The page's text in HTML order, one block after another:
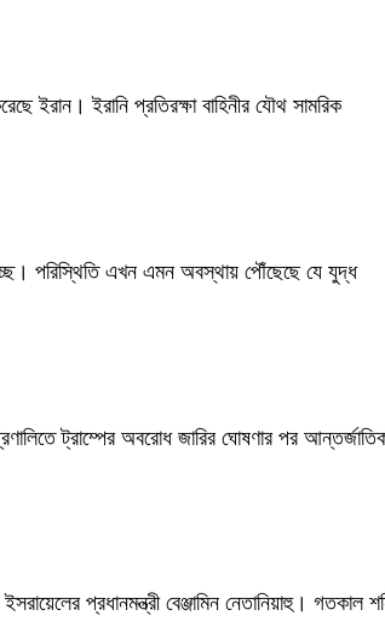
ইরান। ইরানি প্রতিরক্ষা বাহিনীর যৌথ সামরিক
পরিস্থিতি এখন এমন অবস্থায় পৌঁছেছে যে যুদ্ধ
ট্রাম্পের অবরোধ জারির ঘোষণার পর
প্রধানমন্ত্রী বেঞ্জামিন নেতানিয়াহু। গতকাল